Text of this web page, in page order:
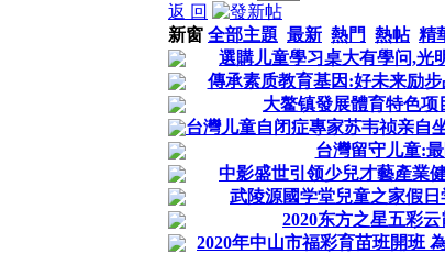
返 回
新窗 全部主題 最新 熱門 熱帖 精
選購儿童學习桌大有學问,光
傳承素质教育基因:好未来励
大鳌镇發展體育特色
台灣儿童自闭症專家苏韦祯亲自
台灣留守儿童:
中影盛世引领少兒才藝產業
武陵源國学堂兒童之家假
2020东方之星五彩
2020年中山市福彩育苗班開班